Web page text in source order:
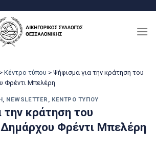
> Κέντρο τύπου > Ψήφισμα για την κράτηση του
Φρέντι Μπελέρη
, NEWSLETTER , ΚΈΝΤΡΟ ΤΎΠΟΥ
την κράτηση του
Φρέντι Μπελέρη